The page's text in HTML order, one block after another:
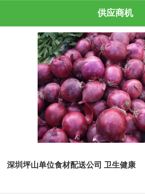
供应商机
深圳坪山单位食材配送公司 卫生健康